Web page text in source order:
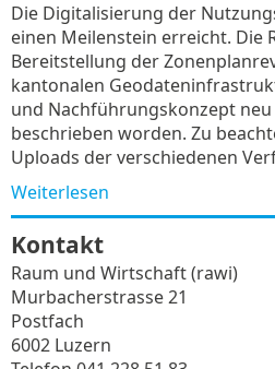
Die Digitalisierung der
einen Meilenstein erreicht. Die
Bereitstellung der
kantonalen
und Nachführungskonzept
beschrieben worden. Zu
Uploads der verschiedenen
Weiterlesen
Kontakt
Raum und Wirtschaft (rawi)
Murbacherstrasse 21
Postfach
6002 Luzern